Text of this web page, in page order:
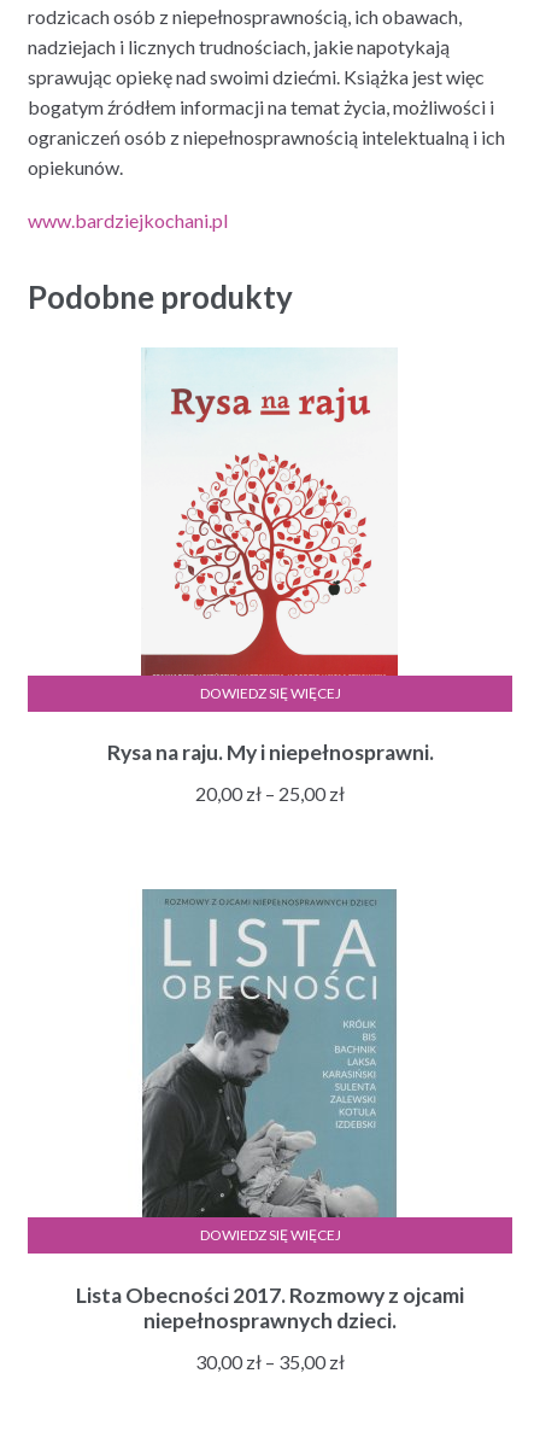
rodzicach osób z niepełnosprawnością, ich obawach,
nadziejach i licznych trudnościach, jakie napotykają
sprawując opiekę nad swoimi dziećmi. Książka jest więc
bogatym źródłem informacji na temat życia, możliwości i
ograniczeń osób z niepełnosprawnością intelektualną i ich
opiekunów.
www.bardziejkochani.pl
Podobne produkty
Rysa na raju. My i niepełnosprawni.
20,00 zł – 25,00 złZakres
do
25,00 zł
DOWIEDZ SIĘ WIĘCEJ
Lista Obecności 2017. Rozmowy z ojcami
niepełnosprawnych dzieci.
30,00 zł – 35,00 złZakres
DOWIEDZ SIĘ WIĘCEJ